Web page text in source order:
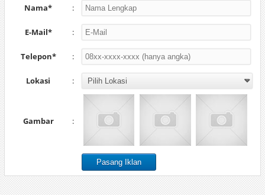
Nama* :
E-Mail* :
Telepon* :
Lokasi :
Gambar :